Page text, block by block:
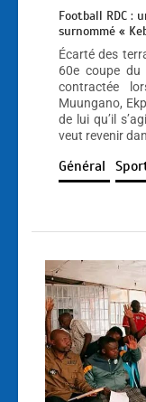
Football RDC :
surnommé «
Écarté des
60e coupe du
contractée
Muungano,
de lui qu’il
veut revenir
Général